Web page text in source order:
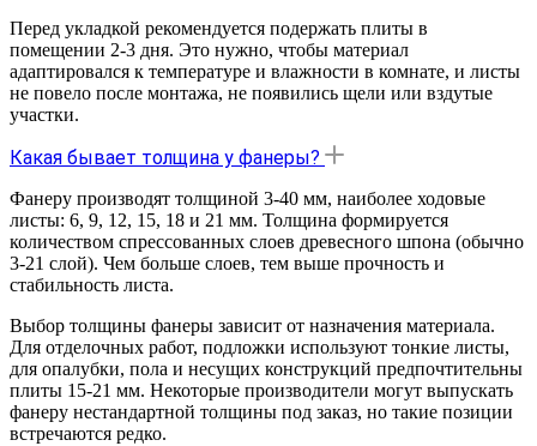
Перед укладкой рекомендуется подержать плиты в
помещении 2-3 дня. Это нужно, чтобы материал
адаптировался к температуре и влажности в комнате, и листы
не повело после монтажа, не появились щели или вздутые
участки.
Какая бывает толщина у фанеры?
Фанеру производят толщиной 3-40 мм, наиболее ходовые
листы: 6, 9, 12, 15, 18 и 21 мм. Толщина формируется
количеством спрессованных слоев древесного шпона (обычно
3-21 слой). Чем больше слоев, тем выше прочность и
стабильность листа.
Выбор толщины фанеры зависит от назначения материала.
Для отделочных работ, подложки используют тонкие листы,
для опалубки, пола и несущих конструкций предпочтительны
плиты 15-21 мм. Некоторые производители могут выпускать
фанеру нестандартной толщины под заказ, но такие позиции
встречаются редко.